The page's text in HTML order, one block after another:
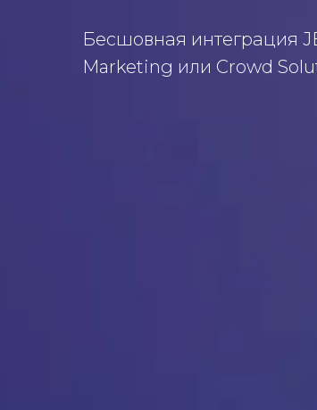
Бесшовная интеграция
Marketing или Crowd